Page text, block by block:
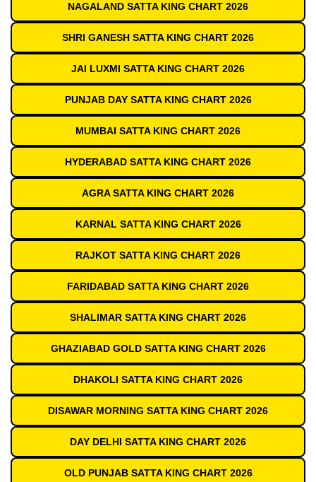
NAGALAND SATTA KING CHART 2026
SHRI GANESH SATTA KING CHART 2026
JAI LUXMI SATTA KING CHART 2026
PUNJAB DAY SATTA KING CHART 2026
MUMBAI SATTA KING CHART 2026
HYDERABAD SATTA KING CHART 2026
AGRA SATTA KING CHART 2026
KARNAL SATTA KING CHART 2026
RAJKOT SATTA KING CHART 2026
FARIDABAD SATTA KING CHART 2026
SHALIMAR SATTA KING CHART 2026
GHAZIABAD GOLD SATTA KING CHART 2026
DHAKOLI SATTA KING CHART 2026
DISAWAR MORNING SATTA KING CHART 2026
DAY DELHI SATTA KING CHART 2026
OLD PUNJAB SATTA KING CHART 2026